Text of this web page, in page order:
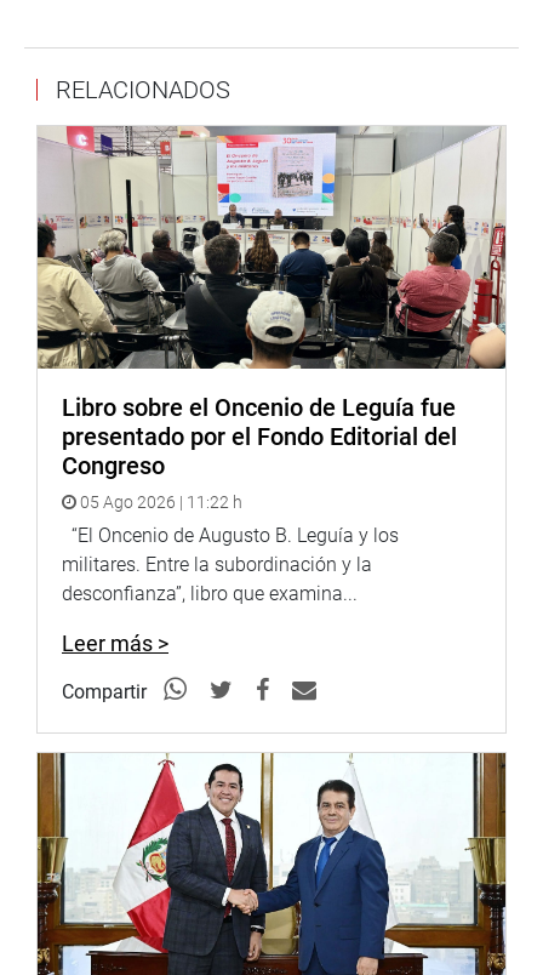
RELACIONADOS
Libro sobre el Oncenio de Leguía fue
presentado por el Fondo Editorial del
Congreso
05 Ago 2026 | 11:22 h
“El Oncenio de Augusto B. Leguía y los
militares. Entre la subordinación y la
desconfianza”, libro que examina...
Leer más >
Compartir